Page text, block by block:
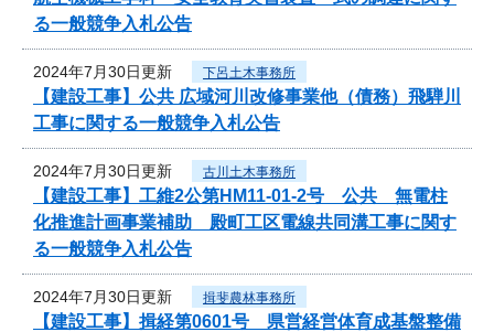
る一般競争入札公告
2024年7月30日更新 下呂土木事務所
【建設工事】公共 広域河川改修事業他（債務）飛騨川
工事に関する一般競争入札公告
2024年7月30日更新 古川土木事務所
【建設工事】工維2公第HM11-01-2号 公共 無電柱
化推進計画事業補助 殿町工区電線共同溝工事に関す
る一般競争入札公告
2024年7月30日更新 揖斐農林事務所
【建設工事】揖経第0601号 県営経営体育成基盤整備